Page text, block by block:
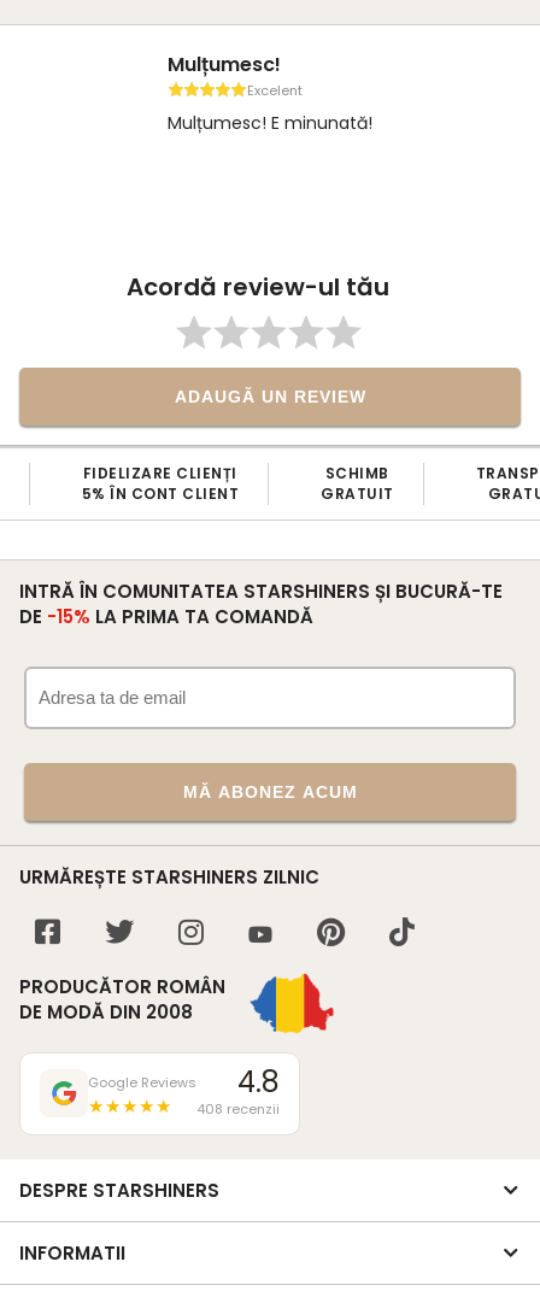
Mulțumesc!
Excelent
Mulțumesc! E minunată!
Acordă review-ul tău
ADAUGĂ UN REVIEW
FIDELIZARE CLIENȚI
5% ÎN CONT CLIENT
SCHIMB
GRATUIT
INTRĂ ÎN COMUNITATEA STARSHINERS ȘI BUCURĂ-TE
DE -15% LA PRIMA TA COMANDĂ
MĂ ABONEZ ACUM
URMĂREȘTE STARSHINERS ZILNIC
PRODUCĂTOR ROMÂN
DE MODĂ DIN 2008
Google Reviews
★★★★★
4.8
408 recenzii
DESPRE STARSHINERS
INFORMATII